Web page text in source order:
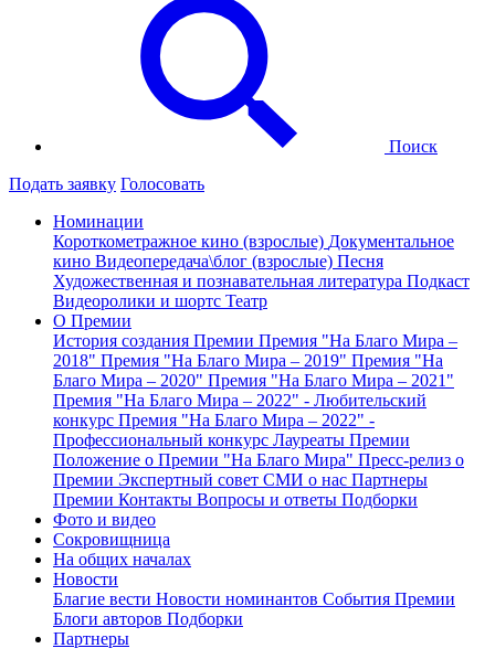
Поиск
Подать заявку Голосовать
Номинации
Короткометражное кино (взрослые) Документальное
кино Видеопередача\блог (взрослые) Песня
Художественная и познавательная литература Подкаст
Видеоролики и шортс Театр
О Премии
История создания Премии Премия "На Благо Мира –
2018" Премия "На Благо Мира – 2019" Премия "На
Благо Мира – 2020" Премия "На Благо Мира – 2021"
Премия "На Благо Мира – 2022" - Любительский
конкурс Премия "На Благо Мира – 2022" -
Профессиональный конкурс Лауреаты Премии
Положение о Премии "На Благо Мира" Пресс-релиз о
Премии Экспертный совет СМИ о нас Партнеры
Премии Контакты Вопросы и ответы Подборки
Фото и видео
Сокровищница
На общих началах
Новости
Благие вести Новости номинантов События Премии
Блоги авторов Подборки
Партнеры